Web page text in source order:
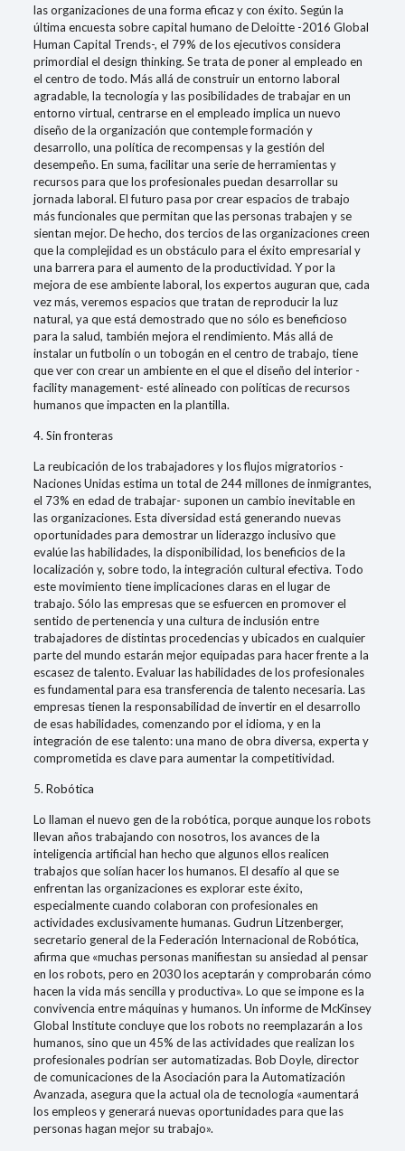
las organizaciones de una forma eficaz y con éxito. Según la
última encuesta sobre capital humano de Deloitte -2016 Global
Human Capital Trends-, el 79% de los ejecutivos considera
primordial el design thinking. Se trata de poner al empleado en
el centro de todo. Más allá de construir un entorno laboral
agradable, la tecnología y las posibilidades de trabajar en un
entorno virtual, centrarse en el empleado implica un nuevo
diseño de la organización que contemple formación y
desarrollo, una política de recompensas y la gestión del
desempeño. En suma, facilitar una serie de herramientas y
recursos para que los profesionales puedan desarrollar su
jornada laboral. El futuro pasa por crear espacios de trabajo
más funcionales que permitan que las personas trabajen y se
sientan mejor. De hecho, dos tercios de las organizaciones creen
que la complejidad es un obstáculo para el éxito empresarial y
una barrera para el aumento de la productividad. Y por la
mejora de ese ambiente laboral, los expertos auguran que, cada
vez más, veremos espacios que tratan de reproducir la luz
natural, ya que está demostrado que no sólo es beneficioso
para la salud, también mejora el rendimiento. Más allá de
instalar un futbolín o un tobogán en el centro de trabajo, tiene
que ver con crear un ambiente en el que el diseño del interior -
facility management- esté alineado con políticas de recursos
humanos que impacten en la plantilla.
4. Sin fronteras
La reubicación de los trabajadores y los flujos migratorios -
Naciones Unidas estima un total de 244 millones de inmigrantes,
el 73% en edad de trabajar- suponen un cambio inevitable en
las organizaciones. Esta diversidad está generando nuevas
oportunidades para demostrar un liderazgo inclusivo que
evalúe las habilidades, la disponibilidad, los beneficios de la
localización y, sobre todo, la integración cultural efectiva. Todo
este movimiento tiene implicaciones claras en el lugar de
trabajo. Sólo las empresas que se esfuercen en promover el
sentido de pertenencia y una cultura de inclusión entre
trabajadores de distintas procedencias y ubicados en cualquier
parte del mundo estarán mejor equipadas para hacer frente a la
escasez de talento. Evaluar las habilidades de los profesionales
es fundamental para esa transferencia de talento necesaria. Las
empresas tienen la responsabilidad de invertir en el desarrollo
de esas habilidades, comenzando por el idioma, y en la
integración de ese talento: una mano de obra diversa, experta y
comprometida es clave para aumentar la competitividad.
5. Robótica
Lo llaman el nuevo gen de la robótica, porque aunque los robots
llevan años trabajando con nosotros, los avances de la
inteligencia artificial han hecho que algunos ellos realicen
trabajos que solían hacer los humanos. El desafío al que se
enfrentan las organizaciones es explorar este éxito,
especialmente cuando colaboran con profesionales en
actividades exclusivamente humanas. Gudrun Litzenberger,
secretario general de la Federación Internacional de Robótica,
afirma que «muchas personas manifiestan su ansiedad al pensar
en los robots, pero en 2030 los aceptarán y comprobarán cómo
hacen la vida más sencilla y productiva». Lo que se impone es la
convivencia entre máquinas y humanos. Un informe de McKinsey
Global Institute concluye que los robots no reemplazarán a los
humanos, sino que un 45% de las actividades que realizan los
profesionales podrían ser automatizadas. Bob Doyle, director
de comunicaciones de la Asociación para la Automatización
Avanzada, asegura que la actual ola de tecnología «aumentará
los empleos y generará nuevas oportunidades para que las
personas hagan mejor su trabajo».